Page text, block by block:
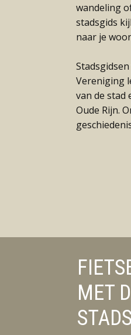
wandeling
stadsgids
naar je
Vereniging
van de stad
Oude Rijn.
MET